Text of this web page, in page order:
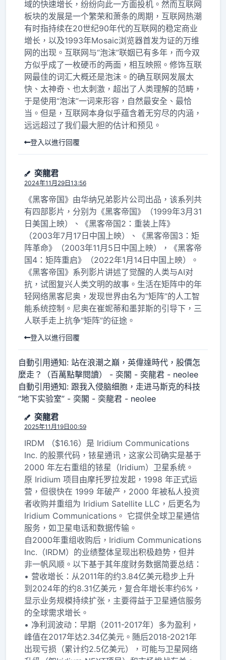
域的快速增长，纷纷向此一方面投机。然而互联网
板块的发展是一个繁荣和萧条的周期，互联网热潮
有时指持续在20世纪90年代的互联网的稳定商业
增长，以及1993年Mosaic浏览器首发为证的万维
网的出现。互联网与“泡沫”联姻已有多年，而今双
方似乎成了一枚硬币的两面，相互映照。修饰互联
网最佳的词汇大概还是泡沫。的确互联网发展太
快、太神奇、也太刺激，超出了人类理解的范畴，
于是使用“泡沫”一词来形容，自然最安全、最恰
当。但是，互联网本身似乎蕴含着无穷尽的内涵，
远远超过了我们最大胆的估计和预见。
登入以進行回覆
奕龍君
2024年11月29日13:56
《黑客帝国》由华纳兄弟影片公司出品，该系列共
有四部影片，分别为《黑客帝国》（1999年3月31
日美国上映）、《黑客帝国2：重装上阵》
（2003年7月17日中国上映）、《黑客帝国3：矩
阵革命》（2003年11月5日中国上映），《黑客帝
国4：矩阵重启》（2022年1月14日中国上映）。
《黑客帝国》系列影片讲述了觉醒的人类与AI对
抗，试图复兴人类文明的故事。生活在矩阵中的年
轻网络黑客尼奥，发现世界由名为“矩阵”的人工智
能系统控制。尼奥在崔妮蒂和墨菲斯的引导下，三
人联手走上抗争“矩阵”的征途。
登入以進行回覆
自動引用通知: 站在浪潮之巔，英偉達時代，股價怎
麼走？（百萬點擊閱讀） - 奕閣 - 奕龍君 - neolee
自動引用通知: 跟我入侵脑细胞，走进马斯克的科技
“地下实验室” - 奕閣 - 奕龍君 - neolee
奕龍君
2025年11月19日00:59
IRDM （$16.16）是 Iridium Communications
Inc. 的股票代码，铱星通讯，这家公司确实是基于
2000 年左右重组的铱星（Iridium）卫星系统。
原 Iridium 项目由摩托罗拉发起，1998 年正式运
营，但很快在 1999 年破产，2000 年被私人投资
者收购并重组为 Iridium Satellite LLC，后更名为
Iridium Communications。 它提供全球卫星通信
服务，如卫星电话和数据传输。
自2000年重组收购后，Iridium Communications
Inc.（IRDM）的业绩整体呈现出积极趋势，但并
非一帆风顺。以下基于其年度财务数据简要总结：
• 营收增长：从2011年的约3.84亿美元稳步上升
到2024年的约8.31亿美元，复合年增长率约6%，
显示业务规模持续扩张，主要得益于卫星通信服务
的全球需求增长。
• 净利润波动：早期（2011-2017年）多为盈利，
峰值在2017年达2.34亿美元。随后2018-2021年
出现亏损（累计约2.5亿美元），可能与卫星网络